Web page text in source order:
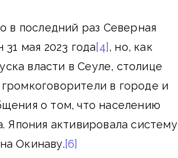
в последний раз Северная
мая 2023 года[4], но, как
власти в Сеуле, столице
в городе и
о том, что населению
Япония активировала систему
Окинаву.[6]